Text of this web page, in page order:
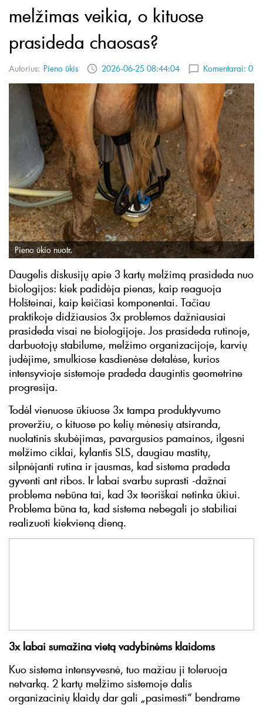
melžimas veikia, o kituose
prasideda chaosas?
Autorius: Pieno ūkis 2026-06-25 08:44:04 Komentarai: 0
Pieno ūkio nuotr.
Daugelis diskusijų apie 3 kartų melžimą prasideda nuo
biologijos: kiek padidėja pienas, kaip reaguoja
Holšteinai, kaip keičiasi komponentai. Tačiau
praktikoje didžiausios 3x problemos dažniausiai
prasideda visai ne biologijoje. Jos prasideda rutinoje,
darbuotojų stabilume, melžimo organizacijoje, karvių
judėjime, smulkiose kasdienėse detalėse, kurios
intensyvioje sistemoje pradeda daugintis geometrine
progresija.
Todėl vienuose ūkiuose 3x tampa produktyvumo
proveržiu, o kituose po kelių mėnesių atsiranda,
nuolatinis skubėjimas, pavargusios pamainos, ilgesni
melžimo ciklai, kylantis SLS, daugiau mastitų,
silpnėjanti rutina ir jausmas, kad sistema pradeda
gyventi ant ribos. Ir labai svarbu suprasti -dažnai
problema nebūna tai, kad 3x teoriškai netinka ūkiui.
Problema būna ta, kad sistema nebegali jo stabiliai
realizuoti kiekvieną dieną.
3x labai sumažina vietą vadybinėms klaidoms
Kuo sistema intensyvesnė, tuo mažiau ji toleruoja
netvarką. 2 kartų melžimo sistemoje dalis
organizacinių klaidų dar gali „pasimesti“ bendrame